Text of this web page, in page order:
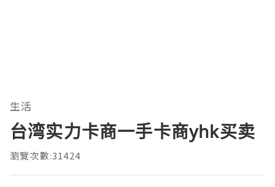
生活
台湾实力卡商一手卡商yhk买卖
瀏覽次數:31424